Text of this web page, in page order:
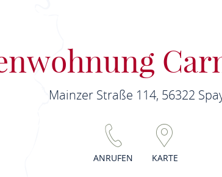
Mainzer Straße 114, 56322
ANRUFEN KARTE